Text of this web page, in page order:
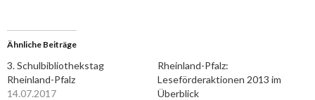
Ähnliche Beiträge
3. Schulbibliothekstag
Rheinland-Pfalz
14.07.2017
Rheinland-Pfalz:
Leseförderaktionen 2013 im
Überblick